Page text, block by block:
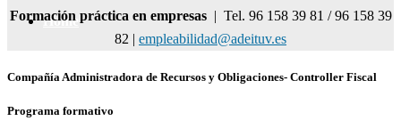
Home
Formación práctica en empresas | Tel. 96 158 39 81 / 96 158 39
82 | empleabilidad@adeituv.es
Compañía Administradora de Recursos y Obligaciones- Controller Fiscal
Programa formativo